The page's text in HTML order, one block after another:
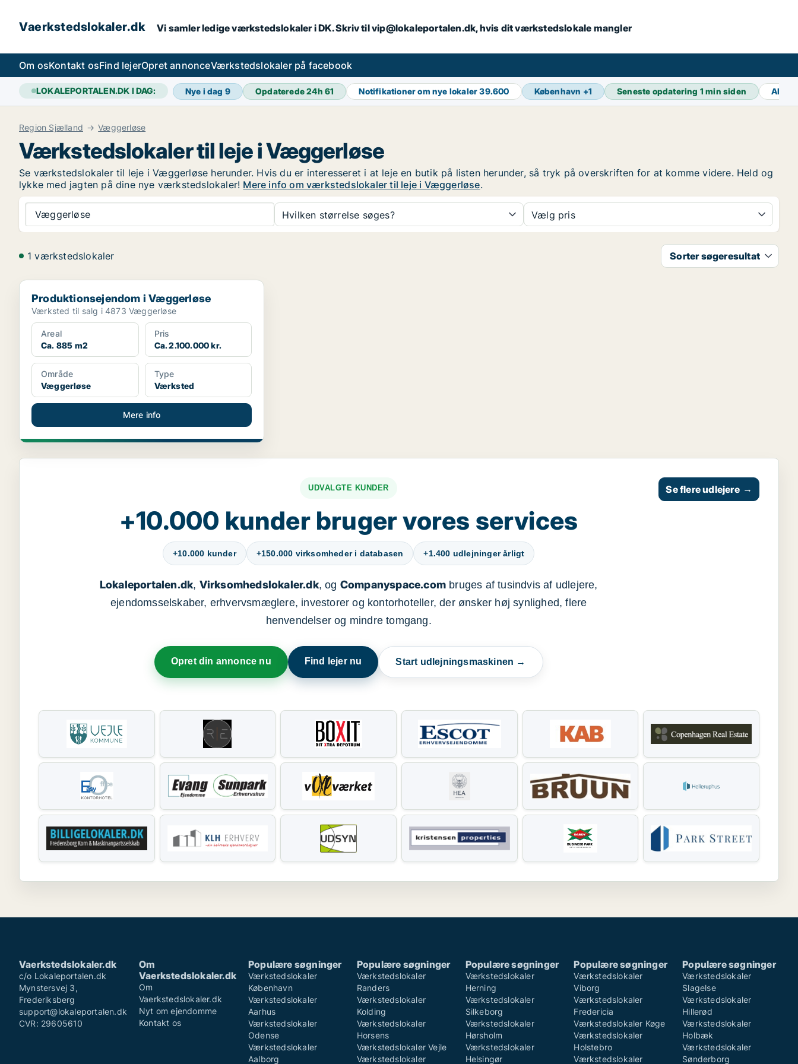
Vaerkstedslokaler.dk Vi samler ledige værkstedslokaler i DK. Skriv til vip@lokaleportalen.dk, hvis dit værkstedslokale mangler
Om osKontakt osFind lejerOpret annonceVærkstedslokaler på facebook
LOKALEPORTALEN.DK I DAG: Nye i dag 9 Opdaterede 24h61 Notifikationer om nye lokaler39.600 København +1 Seneste opdatering 1 min siden
Region Sjælland Væggerløse
Værkstedslokaler til leje i Væggerløse
Se værkstedslokaler til leje i Væggerløse herunder. Hvis du er interesseret i at leje en butik på listen herunder, så tryk på overskriften for at komme videre. Held og
lykke med jagten på dine nye værkstedslokaler! Mere info om værkstedslokaler til leje i Væggerløse.
Væggerløse Hvilken størrelse søges? Vælg pris
1 værkstedslokaler Sorter søgeresultat
Produktionsejendom i Væggerløse
Produktionsejendom i Væggerløse
Værksted til salg i 4873 Væggerløse
Areal
Ca. 885 m2
Pris
Ca. 2.100.000 kr.
Område
Væggerløse
Type
Værksted
Mere info
UDVALGTE KUNDER
+10.000 kunder bruger vores services
+10.000 kunder +150.000 virksomheder i databasen +1.400 udlejninger årligt
Lokaleportalen.dk, Virksomhedslokaler.dk, og Companyspace.combruges af tusindvis af udlejere,
ejendomsselskaber, erhvervsmæglere, investorer og kontorhoteller, der ønsker høj synlighed, flere
henvendelser og mindre tomgang.
Opret din annonce nu Find lejer nu Start udlejningsmaskinen →
Se flere udlejere →
Vaerkstedslokaler.dk
c/o Lokaleportalen.dk
Mynstersvej 3,
Frederiksberg
support@lokaleportalen.dk
CVR: 29605610
Om
Vaerkstedslokaler.dk
Om
Vaerkstedslokaler.dk
Nyt om ejendomme
Kontakt os
Populære søgninger
Værkstedslokaler
København
Værkstedslokaler
Aarhus
Værkstedslokaler
Odense
Værkstedslokaler
Aalborg
Populære søgninger
Værkstedslokaler
Randers
Værkstedslokaler
Kolding
Værkstedslokaler
Horsens
Værkstedslokaler Vejle
Værkstedslokaler
Populære søgninger
Værkstedslokaler
Herning
Værkstedslokaler
Silkeborg
Værkstedslokaler
Hørsholm
Værkstedslokaler
Helsingør
Populære søgninger
Værkstedslokaler
Viborg
Værkstedslokaler
Fredericia
Værkstedslokaler Køge
Værkstedslokaler
Holstebro
Værkstedslokaler
Populære søgninger
Værkstedslokaler
Slagelse
Værkstedslokaler
Hillerød
Værkstedslokaler
Holbæk
Værkstedslokaler
Sønderborg